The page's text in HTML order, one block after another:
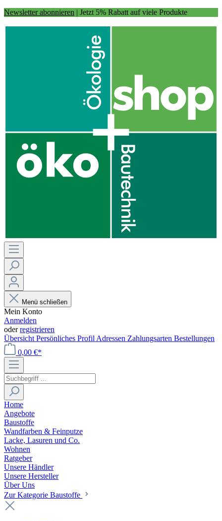
Newsletter abonnieren | Jetzt 5% Rabatt auf viele Produkte
Menü schließen
Mein Konto
Anmelden
oderregistrieren
Übersicht Persönliches Profil Adressen Zahlungsarten Bestellungen
0,00 €*
Home
Angebote
Baustoffe
Wandfarben & Feinputze
Lacke, Lasuren und Co.
Wohnen
Ratgeber
Unsere Händler
Unsere Hersteller
Über Uns
Zur Kategorie Baustoffe